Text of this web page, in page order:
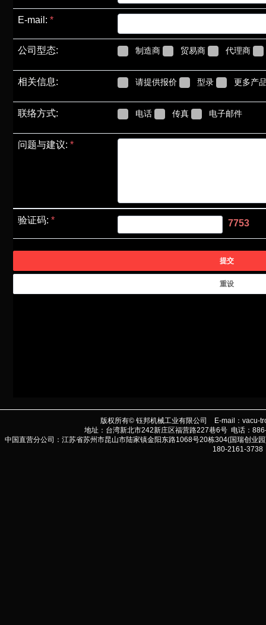
版权所有© 钰邦机械工业有限公司 E-mail： vacu-
地址：台湾新北市242新庄区福营路227巷6号 电话：
中国直营分公司：江苏省苏州市昆山市陆家镇金阳东路1068号20栋304(国瑞创
180-2161-3738